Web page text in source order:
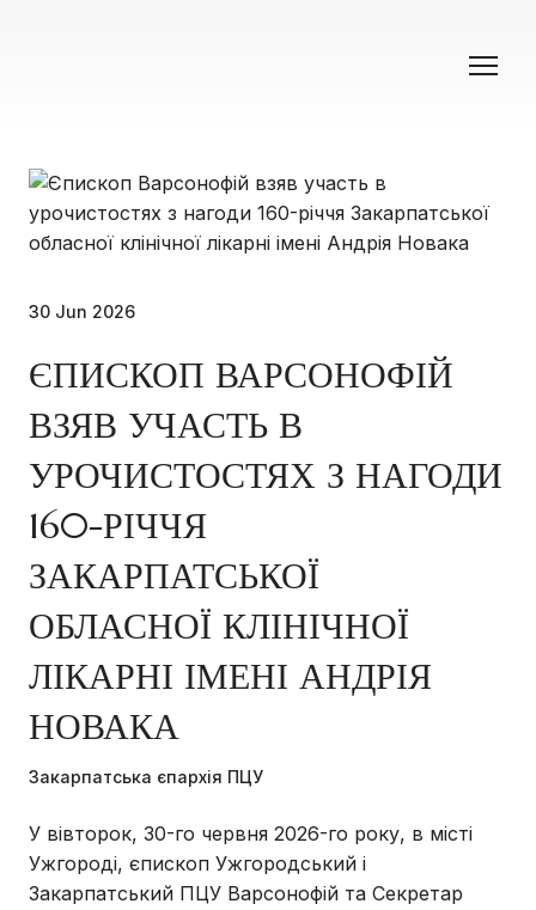
30 Jun 2026
ЄПИСКОП ВАРСОНОФІЙ
ВЗЯВ УЧАСТЬ В
УРОЧИСТОСТЯХ З НАГОДИ
160-РІЧЧЯ
ЗАКАРПАТСЬКОЇ
ОБЛАСНОЇ КЛІНІЧНОЇ
ЛІКАРНІ ІМЕНІ АНДРІЯ
НОВАКА
Закарпатська єпархія ПЦУ
У вівторок, 30-го червня 2026-го року, в місті
Ужгороді, єпископ Ужгородський і
Закарпатський ПЦУ Варсонофій та Секретар